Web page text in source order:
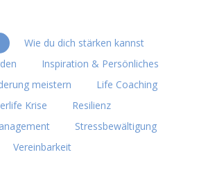
Wie du dich stärken kannst
Inspiration & Persönliches
meistern
Life Coaching
Krise
Resilienz
Stressbewältigung
Vereinbarkeit